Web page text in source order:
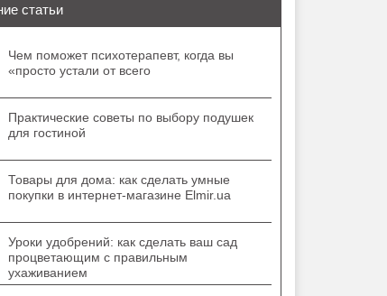
статьи
Чем поможет психотерапевт, когда вы
«просто устали от всего
Практические советы по выбору подушек
для гостиной
Товары для дома: как сделать умные
покупки в интернет-магазине Elmir.ua
Уроки удобрений: как сделать ваш сад
процветающим с правильным
ухаживанием